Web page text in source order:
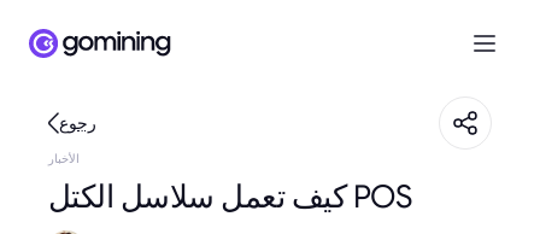
رجوع
الأخبار
كيف تعمل سلاسل الكتل POS